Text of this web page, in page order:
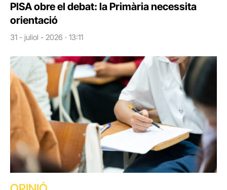
PISA obre el debat: la Primària necessita
orientació
31 - juliol - 2026 · 13:11